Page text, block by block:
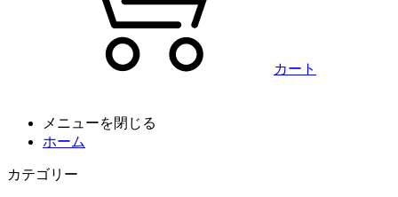
カート
メニューを閉じる
ホーム
カテゴリー